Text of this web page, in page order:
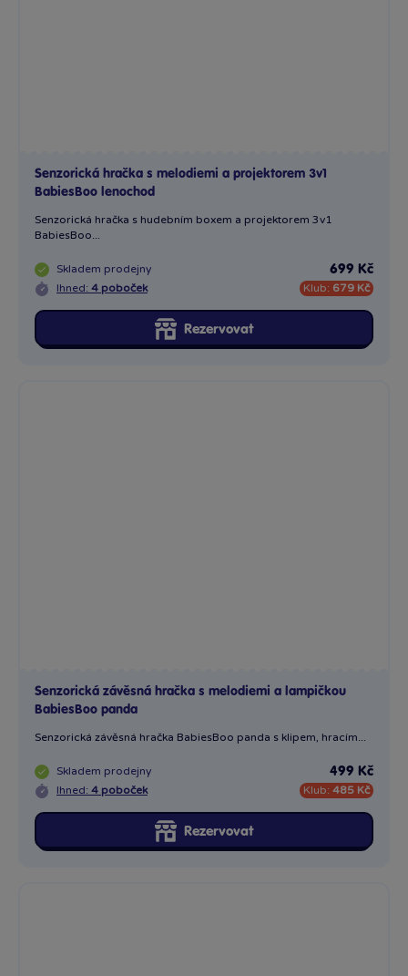
Senzorická hračka s melodiemi a projektorem 3v1
BabiesBoo lenochod
Senzorická hračka s hudebním boxem a projektorem 3v1
BabiesBoo...
Skladem prodejny
Ihned: 4 poboček
699 Kč
Klub: 679 Kč
Rezervovat
Senzorická závěsná hračka s melodiemi a lampičkou
BabiesBoo panda
Senzorická závěsná hračka BabiesBoo panda s klipem, hracím...
Skladem prodejny
Ihned: 4 poboček
499 Kč
Klub: 485 Kč
Rezervovat